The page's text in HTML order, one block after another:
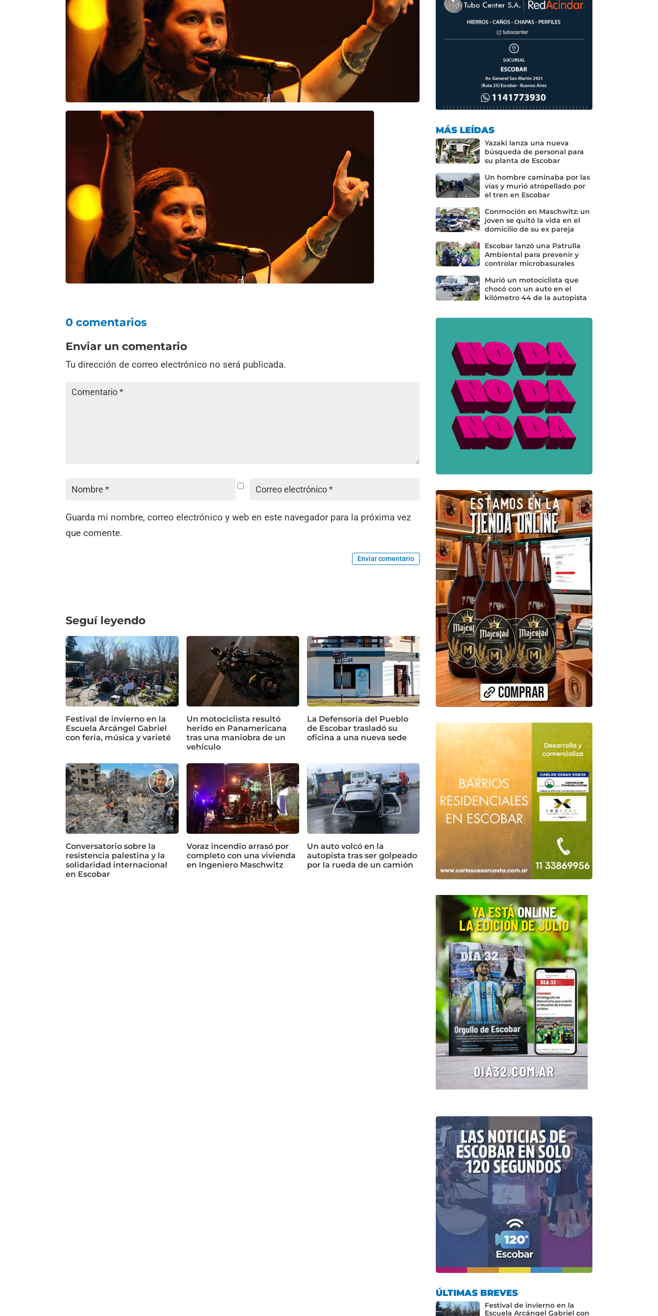
0 comentarios
Enviar un comentario
Tu dirección de correo electrónico no será publicada.
Guarda mi nombre, correo electrónico y web en este navegador para la próxima vez
que comente.
Enviar comentario
Seguí leyendo
Festival de invierno en la
Escuela Arcángel Gabriel
con feria, música y varieté
Un motociclista resultó
herido en Panamericana
tras una maniobra de un
vehículo
La Defensoría del Pueblo
de Escobar trasladó su
oficina a una nueva sede
Conversatorio sobre la
resistencia palestina y la
solidaridad internacional
en Escobar
Voraz incendio arrasó por
completo con una vivienda
en Ingeniero Maschwitz
Un auto volcó en la
autopista tras ser golpeado
por la rueda de un camión
MÁS LEÍDAS
Yazaki lanza una nueva
búsqueda de personal para
su planta de Escobar
Un hombre caminaba por las
vías y murió atropellado por
el tren en Escobar
Conmoción en Maschwitz: un
joven se quitó la vida en el
domicilio de su ex pareja
Escobar lanzó una Patrulla
Ambiental para prevenir y
controlar microbasurales
Murió un motociclista que
chocó con un auto en el
kilómetro 44 de la autopista
ÚLTIMAS BREVES
Festival de invierno en la
Escuela Arcángel Gabriel con